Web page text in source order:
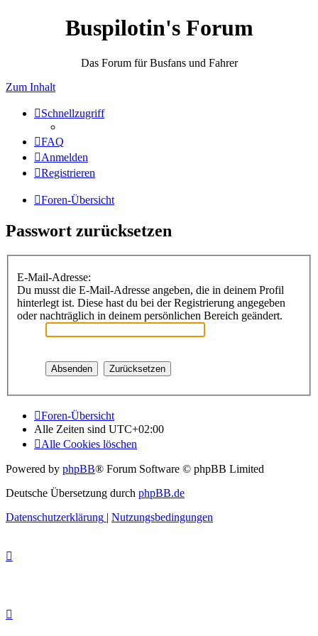
Buspilotin's Forum
Das Forum für Busfans und Fahrer
Zum Inhalt
Schnellzugriff
FAQ
Anmelden
Registrieren
Foren-Übersicht
Passwort zurücksetzen
E-Mail-Adresse:
Du musst die E-Mail-Adresse angeben, die in deinem Profil
hinterlegt ist. Diese hast du bei der Registrierung angegeben
oder nachträglich in deinem persönlichen Bereich geändert.
Foren-Übersicht
Alle Zeiten sind UTC+02:00
Alle Cookies löschen
Powered by phpBB® Forum Software © phpBB Limited
Deutsche Übersetzung durch phpBB.de
Datenschutzerklärung | Nutzungsbedingungen